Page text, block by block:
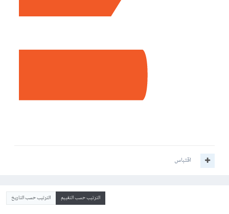
اقتباس
الترتيب حسب التقييم الترتيب حسب التاريخ